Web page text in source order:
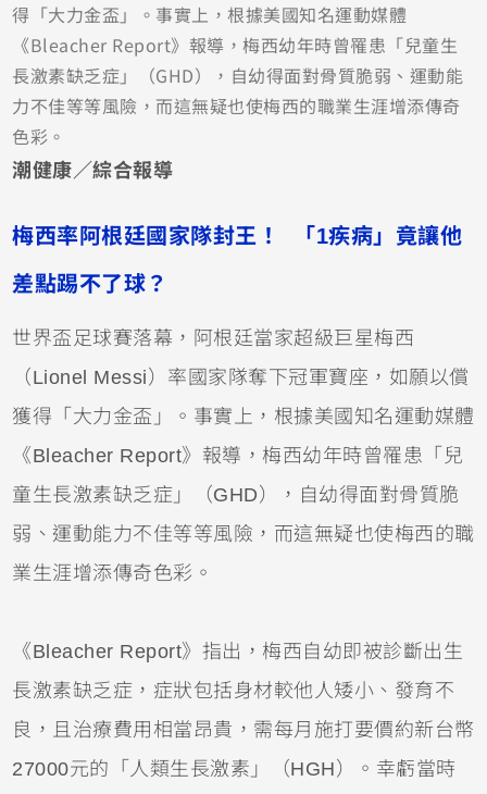
得「大力金盃」。事實上，根據美國知名運動媒體
《Bleacher Report》報導，梅西幼年時曾罹患「兒童生
長激素缺乏症」（GHD），自幼得面對骨質脆弱、運動能
力不佳等等風險，而這無疑也使梅西的職業生涯增添傳奇
色彩。
潮健康／綜合報導
梅西率阿根廷國家隊封王！ 「1疾病」竟讓他
差點踢不了球？
世界盃足球賽落幕，阿根廷當家超級巨星梅西
（Lionel Messi）率國家隊奪下冠軍寶座，如願以償
獲得「大力金盃」。事實上，根據美國知名運動媒體
《Bleacher Report》報導，梅西幼年時曾罹患「兒
童生長激素缺乏症」（GHD），自幼得面對骨質脆
弱、運動能力不佳等等風險，而這無疑也使梅西的職
業生涯增添傳奇色彩。
《Bleacher Report》指出，梅西自幼即被診斷出生
長激素缺乏症，症狀包括身材較他人矮小、發育不
良，且治療費用相當昂貴，需每月施打要價約新台幣
27000元的「人類生長激素」（HGH）。幸虧當時